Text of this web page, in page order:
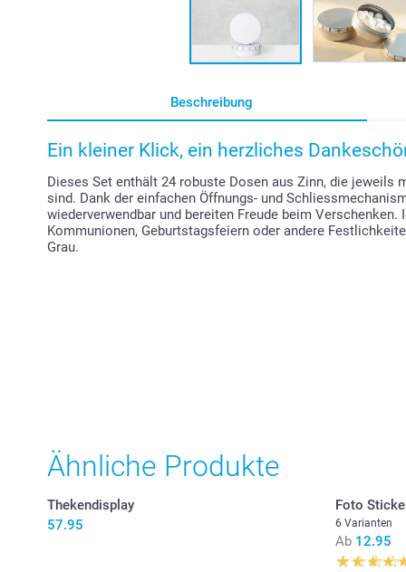
Beschreibung
Ein kleiner Klick, ein herzliches
Dieses Set enthält 24 robuste Dosen aus Zinn, die
sind. Dank der einfachen Öffnungs- und
wiederverwendbar und bereiten Freude beim
Kommunionen, Geburtstagsfeiern oder andere
Grau.
Ähnliche Produkte
Thekendisplay
57.95
Foto
6 Varianten
Ab 12.95